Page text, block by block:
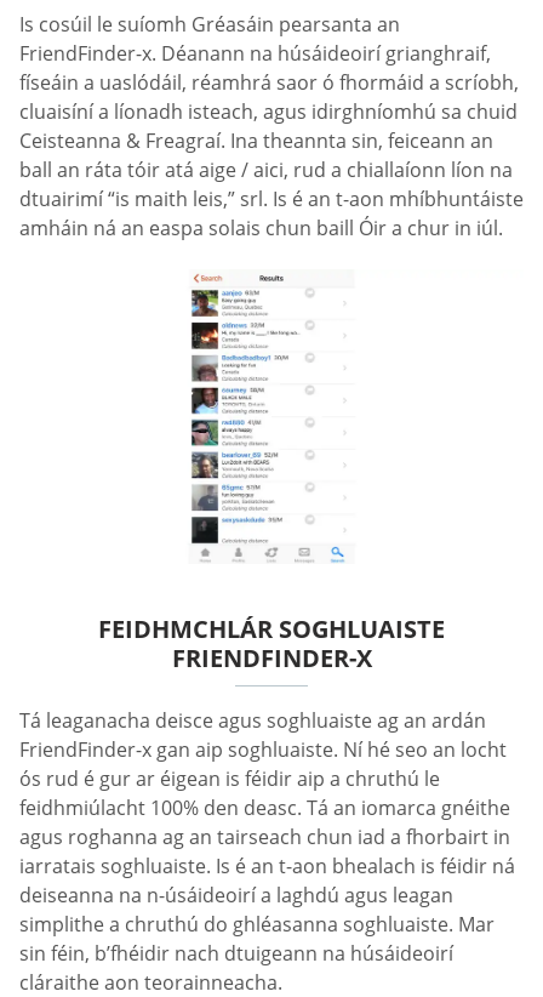
Is cosúil le suíomh Gréasáin pearsanta an
FriendFinder-x. Déanann na húsáideoirí grianghraif,
físeáin a uaslódáil, réamhrá saor ó fhormáid a scríobh,
cluaisíní a líonadh isteach, agus idirghníomhú sa chuid
Ceisteanna & Freagraí. Ina theannta sin, feiceann an
ball an ráta tóir atá aige / aici, rud a chiallaíonn líon na
dtuairimí “is maith leis,” srl. Is é an t-aon mhíbhuntáiste
amháin ná an easpa solais chun baill Óir a chur in iúl.
FEIDHMCHLÁR SOGHLUAISTE
FRIENDFINDER-X
Tá leaganacha deisce agus soghluaiste ag an ardán
FriendFinder-x gan aip soghluaiste. Ní hé seo an locht
ós rud é gur ar éigean is féidir aip a chruthú le
feidhmiúlacht 100% den deasc. Tá an iomarca gnéithe
agus roghanna ag an tairseach chun iad a fhorbairt in
iarratais soghluaiste. Is é an t-aon bhealach is féidir ná
deiseanna na n-úsáideoirí a laghdú agus leagan
simplithe a chruthú do ghléasanna soghluaiste. Mar
sin féin, b’fhéidir nach dtuigeann na húsáideoirí
cláraithe aon teorainneacha.